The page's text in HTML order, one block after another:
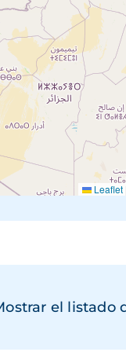
Leaflet
el listado